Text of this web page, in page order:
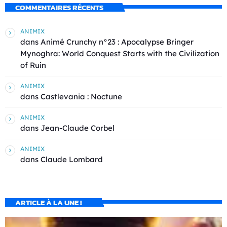
COMMENTAIRES RÉCENTS
ANIMIX
dans Animé Crunchy n°23 : Apocalypse Bringer
Mynoghra: World Conquest Starts with the Civilization
of Ruin
ANIMIX
dans Castlevania : Noctune
ANIMIX
dans Jean-Claude Corbel
ANIMIX
dans Claude Lombard
ARTICLE À LA UNE !